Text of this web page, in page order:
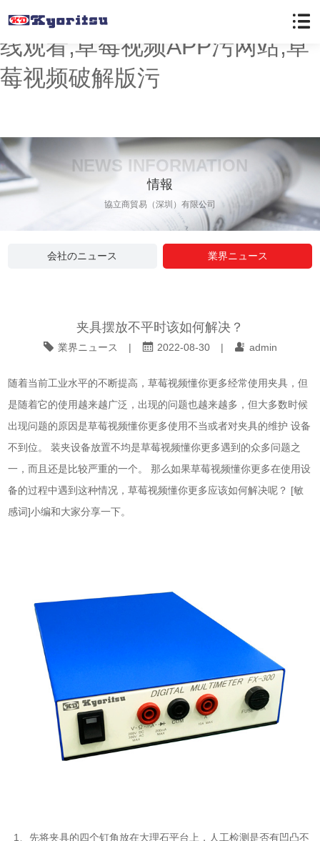
草莓视频懂你更多,草莓色版在
线观看,草莓视频APP污网站,草
莓视频破解版污
NEWS INFORMATION
情報
協立商貿易（深圳）有限公司
会社のニュース 業界ニュース
夹具摆放不平时该如何解决？
業界ニュース | 2022-08-30 | admin
随着当前工业水平的不断提高，草莓视频懂你更多经常使用夹具 ，但
是随着它的使用越来越广泛，出现的问题也越来越多，但大多数时候
出现问题的原因是草莓视频懂你更多使用不当或者对夹具的维护 设备
不到位。 装夹设备放置不均是草莓视频懂你更多遇到的众多问题之
一，而且还是比较严重的一个。 那么如果草莓视频懂你更多在使用设
备的过程中遇到这种情况，草莓视频懂你更多应该如何解决呢？ [敏
感词]小编和大家分享一下。
1、先将夹具的四个钉角放在大理石平台上，人工检测是否有凹凸不